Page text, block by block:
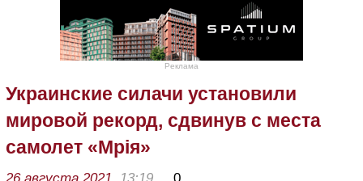
Реклама
Украинские силачи установили
мировой рекорд, сдвинув с места
самолет «Мрія»
26 августа 2021, 13:19 0